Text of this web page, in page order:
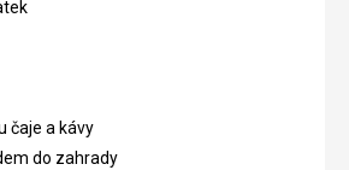
čaje a kávy
do zahrady